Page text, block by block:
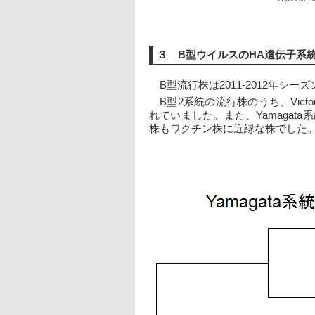
３ B型ウイルスのHA遺伝子系
B型流行株は2011-2012年シーズ
B型2系統の流行株のうち、
れていました。また、Yamagata
株もワクチン株に近縁な株でした